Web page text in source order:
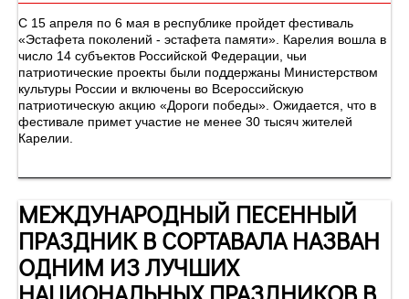
С 15 апреля по 6 мая в республике пройдет фестиваль
«Эстафета поколений - эстафета памяти». Карелия вошла в
число 14 субъектов Российской Федерации, чьи
патриотические проекты были поддержаны Министерством
культуры России и включены во Всероссийскую
патриотическую акцию «Дороги победы». Ожидается, что в
фестивале примет участие не менее 30 тысяч жителей
Карелии.
МЕЖДУНАРОДНЫЙ ПЕСЕННЫЙ
ПРАЗДНИК В СОРТАВАЛА НАЗВАН
ОДНИМ ИЗ ЛУЧШИХ